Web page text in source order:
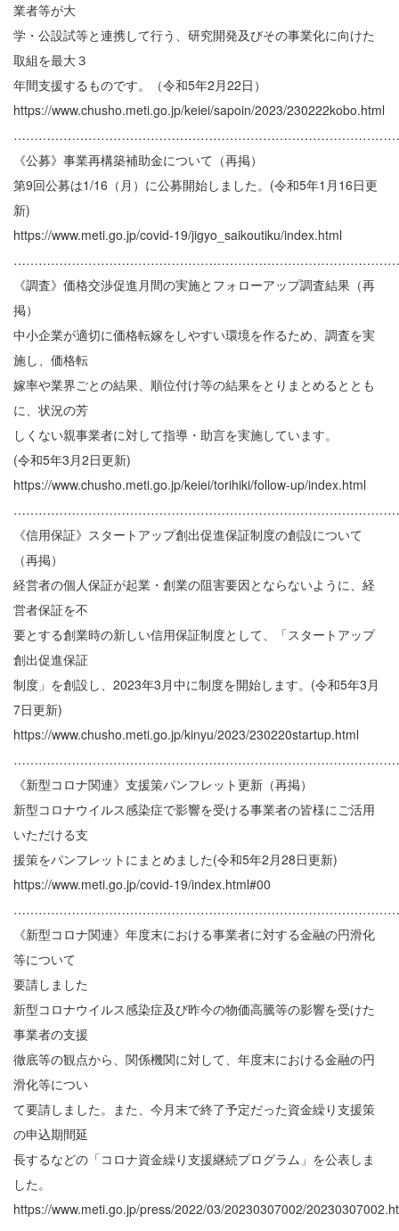
業者等が大
学・公設試等と連携して行う、研究開発及びその事業化に向けた
取組を最大３
年間支援するものです。（令和5年2月22日）
https://www.chusho.meti.go.jp/keiei/sapoin/2023/230222kobo.html
《公募》事業再構築補助金について（再掲）
第9回公募は1/16（月）に公募開始しました。(令和5年1月16日更
新)
https://www.meti.go.jp/covid-19/jigyo_saikoutiku/index.html
《調査》価格交渉促進月間の実施とフォローアップ調査結果（再
掲）
中小企業が適切に価格転嫁をしやすい環境を作るため、調査を実
施し、価格転
嫁率や業界ごとの結果、順位付け等の結果をとりまとめるととも
に、状況の芳
しくない親事業者に対して指導・助言を実施しています。
(令和5年3月2日更新)
https://www.chusho.meti.go.jp/keiei/torihiki/follow-up/index.html
《信用保証》スタートアップ創出促進保証制度の創設について
（再掲）
経営者の個人保証が起業・創業の阻害要因とならないように、経
営者保証を不
要とする創業時の新しい信用保証制度として、「スタートアップ
創出促進保証
制度」を創設し、2023年3月中に制度を開始します。(令和5年3月
7日更新)
https://www.chusho.meti.go.jp/kinyu/2023/230220startup.html
《新型コロナ関連》支援策パンフレット更新（再掲）
新型コロナウイルス感染症で影響を受ける事業者の皆様にご活用
いただける支
援策をパンフレットにまとめました(令和5年2月28日更新)
https://www.meti.go.jp/covid-19/index.html#00
《新型コロナ関連》年度末における事業者に対する金融の円滑化
等について
要請しました
新型コロナウイルス感染症及び昨今の物価高騰等の影響を受けた
事業者の支援
徹底等の観点から、関係機関に対して、年度末における金融の円
滑化等につい
て要請しました。また、今月末で終了予定だった資金繰り支援策
の申込期間延
長するなどの「コロナ資金繰り支援継続プログラム」を公表しま
した。
https://www.meti.go.jp/press/2022/03/20230307002/